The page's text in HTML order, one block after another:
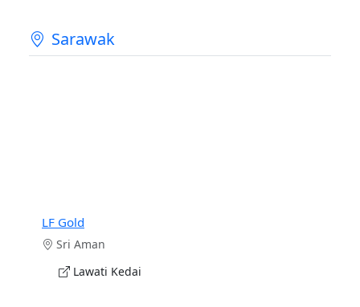
Sarawak
LF Gold
Sri Aman
Lawati Kedai